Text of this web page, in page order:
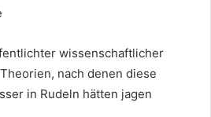
wissenschaftlicher
nach denen diese
in Rudeln hätten jagen